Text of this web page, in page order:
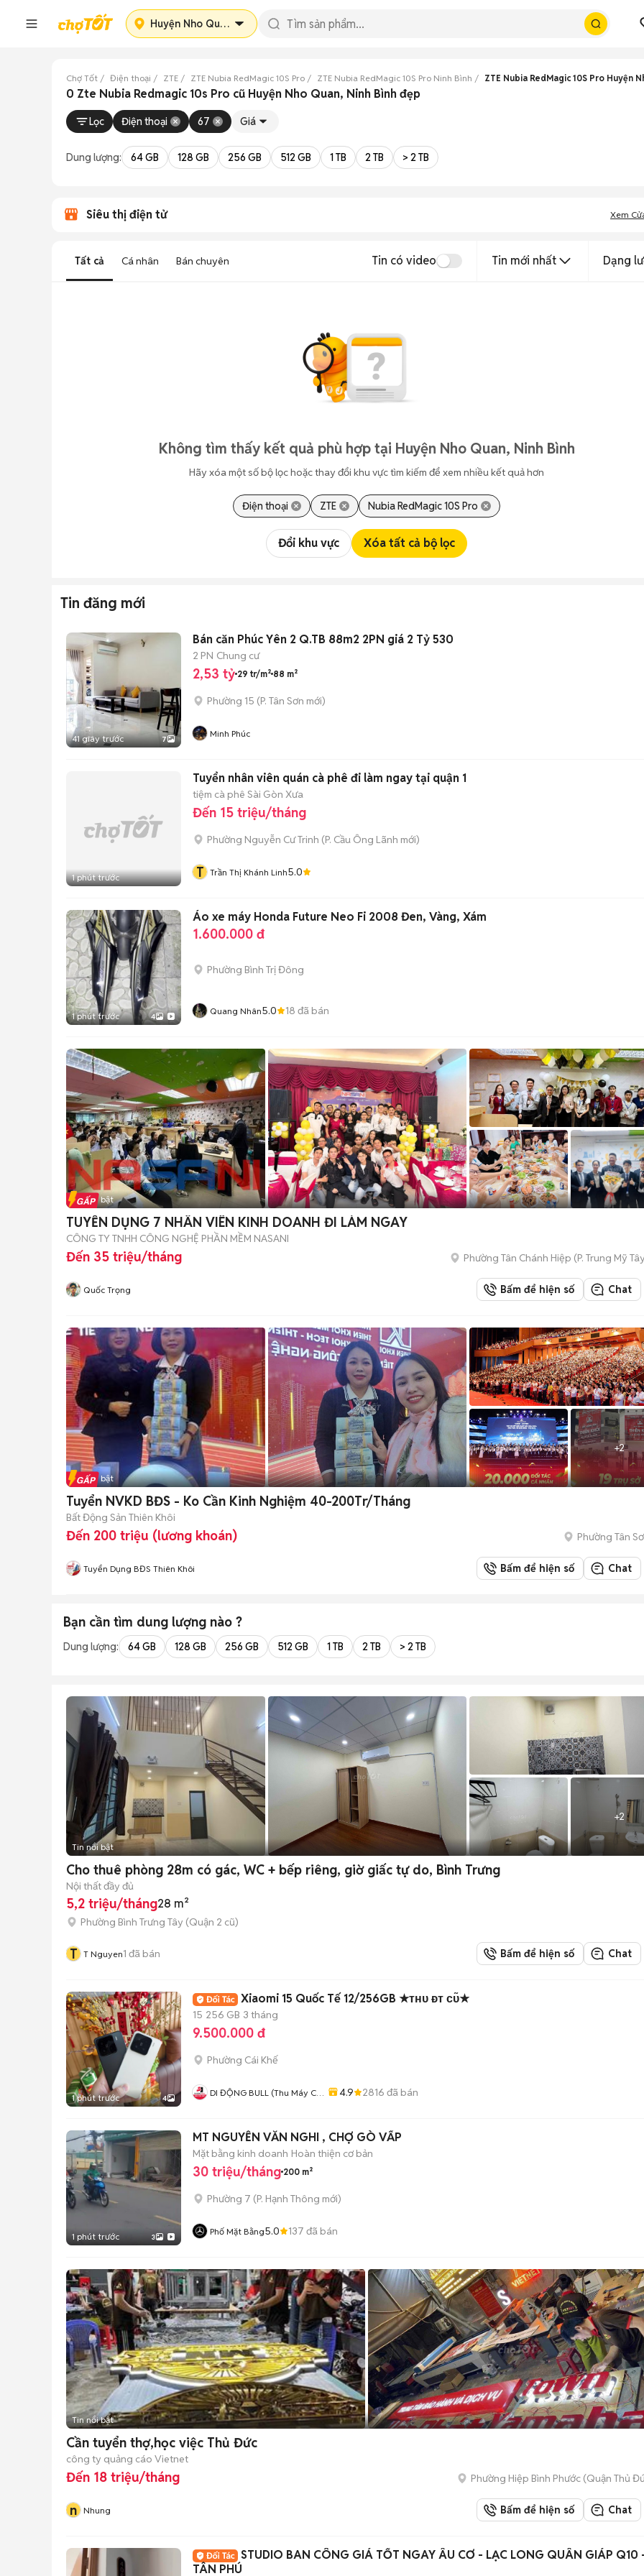
Huyện Nho Quan
Chợ Tốt Điện thoại ZTE ZTE Nubia RedMagic 10S Pro ZTE Nubia RedMagic 10S Pro Ninh Bình ZTE Nubia RedMagic 10S Pro Huyện
0 Zte Nubia Redmagic 10s Pro cũ Huyện Nho Quan, Ninh Bình đẹp
Lọc Điện thoại 67 Giá
Dung lượng: 64 GB 128 GB 256 GB 512 GB 1 TB 2 TB > 2 TB
Siêu thị điện tử Xem
Tất cả Cá nhân Bán chuyên Tin có video Tin mới nhất Dạng
Không tìm thấy kết quả phù hợp tại Huyện Nho Quan, Ninh Bình
Hãy xóa một số bộ lọc hoặc thay đổi khu vực tìm kiếm để xem nhiều kết quả hơn
Điện thoại ZTE Nubia RedMagic 10S Pro
Đổi khu vực Xóa tất cả bộ lọc
Tin đăng mới
41 giây trước 7
Bán căn Phúc Yên 2 Q.TB 88m2 2PN giá 2 Tỷ 530
2 PN Chung cư
2,53 tỷ 29 tr/m² 88 m²
Phường 15 (P. Tân Sơn mới)
Minh Phúc
1 phút trước
Tuyển nhân viên quán cà phê đi làm ngay tại quận 1
tiệm cà phê Sài Gòn Xưa
Đến 15 triệu/tháng
Phường Nguyễn Cư Trinh (P. Cầu Ông Lãnh mới)
T Trần Thị Khánh Linh5.0
1 phút trước 4
Áo xe máy Honda Future Neo Fi 2008 Đen, Vàng, Xám
1.600.000 đ
Phường Bình Trị Đông
Quang Nhân5.0 18 đã bán
Tin nổi bật
TUYỂN DỤNG 7 NHÂN VIÊN KINH DOANH ĐI LÀM NGAY
CÔNG TY TNHH CÔNG NGHỆ PHẦN MỀM NASANI
Đến 35 triệu/tháng Phường Tân Chánh Hiệp (P. Trung Mỹ
Quốc Trọng Bấm để hiện số Chat
+2
Tin nổi bật
Tuyển NVKD BĐS - Ko Cần Kinh Nghiệm 40-200Tr/Tháng
Bất Động Sản Thiên Khôi
Đến 200 triệu (lương khoán) Phường Tân
Tuyển Dụng BĐS Thiên Khôi Bấm để hiện số Chat
Bạn cần tìm dung lượng nào ?
Dung lượng: 64 GB 128 GB 256 GB 512 GB 1 TB 2 TB > 2 TB
+2
Tin nổi bật
Cho thuê phòng 28m có gác, WC + bếp riêng, giờ giấc tự do, Bình Trưng
Nội thất đầy đủ
5,2 triệu/tháng28 m²
Phường Bình Trưng Tây (Quận 2 cũ)
T T Nguyen1 đã bán Bấm để hiện số Chat
1 phút trước 4
Xiaomi 15 Quốc Tế 12/256GB ★ᴛʜᴜ ᴆᴛ ᴄᴜ̃★
15 256 GB 3 tháng
9.500.000 đ
Phường Cái Khế
DI ĐỘNG BULL (Thu Máy Cũ -
4.9 2816 đã bán
1 phút trước 3
MT NGUYỄN VĂN NGHI , CHỢ GÒ VẤP
Mặt bằng kinh doanh Hoàn thiện cơ bản
30 triệu/tháng 200 m²
Phường 7 (P. Hạnh Thông mới)
Phố Mặt Bằng5.0 137 đã bán
Tin nổi bật
Cần tuyển thợ,học việc Thủ Đức
công ty quảng cáo Vietnet
Đến 18 triệu/tháng Phường Hiệp Bình Phước (Quận Thủ
n Nhung Bấm để hiện số Chat
STUDIO BAN CÔNG GIÁ TỐT NGAY ÂU CƠ - LẠC LONG QUÂN GIÁP Q10
TÂN PHÚ